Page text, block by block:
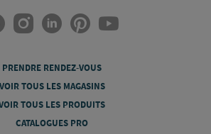
PRENDRE RENDEZ-VOUS
VOIR TOUS LES MAGASINS
TOUS LES PRODUITS
CATALOGUES PRO